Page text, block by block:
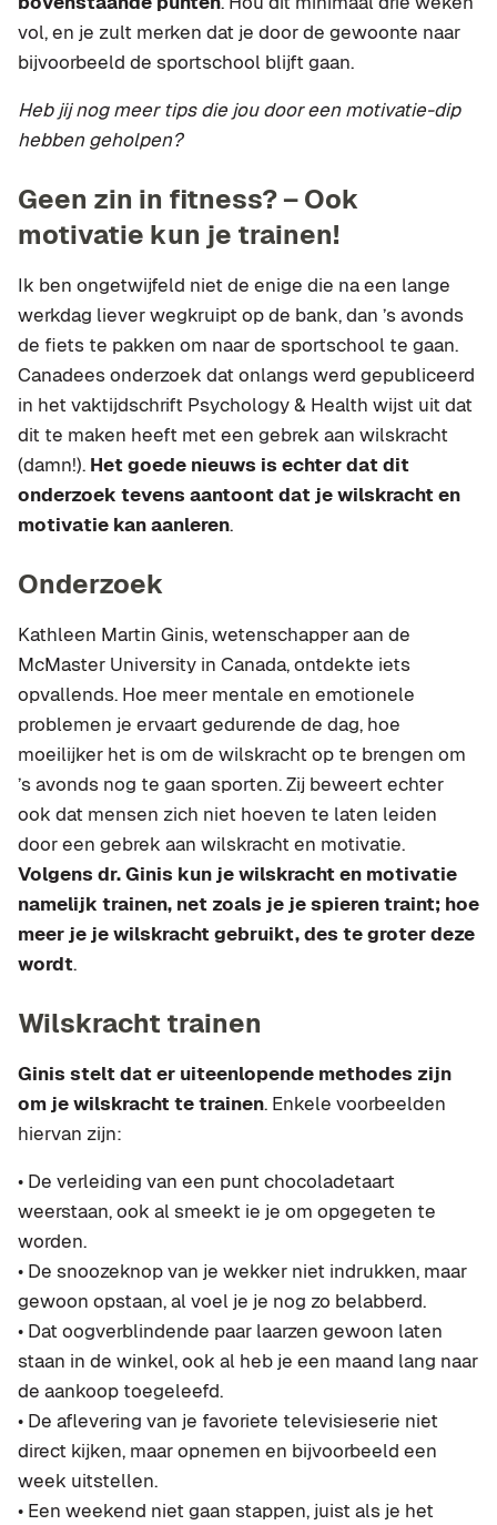
vol, en je zult merken dat je door de gewoonte naar
bijvoorbeeld de sportschool blijft gaan.
Heb jij nog meer tips die jou door een motivatie-dip
hebben geholpen?
Geen zin in fitness? – Ook
motivatie kun je trainen!
Ik ben ongetwijfeld niet de enige die na een lange
werkdag liever wegkruipt op de bank, dan ’s avonds
de fiets te pakken om naar de sportschool te gaan.
Canadees onderzoek dat onlangs werd gepubliceerd
in het vaktijdschrift Psychology & Health wijst uit dat
dit te maken heeft met een gebrek aan wilskracht
(damn!). Het goede nieuws is echter dat dit
onderzoek tevens aantoont dat je wilskracht en
motivatie kan aanleren.
Onderzoek
Kathleen Martin Ginis, wetenschapper aan de
McMaster University in Canada, ontdekte iets
opvallends. Hoe meer mentale en emotionele
problemen je ervaart gedurende de dag, hoe
moeilijker het is om de wilskracht op te brengen om
’s avonds nog te gaan sporten. Zij beweert echter
ook dat mensen zich niet hoeven te laten leiden
door een gebrek aan wilskracht en motivatie.
Volgens dr. Ginis kun je wilskracht en motivatie
namelijk trainen, net zoals je je spieren traint; hoe
meer je je wilskracht gebruikt, des te groter deze
wordt.
Wilskracht trainen
Ginis stelt dat er uiteenlopende methodes zijn
om je wilskracht te trainen. Enkele voorbeelden
hiervan zijn:
• De verleiding van een punt chocoladetaart
weerstaan, ook al smeekt ie je om opgegeten te
worden.
• De snoozeknop van je wekker niet indrukken, maar
gewoon opstaan, al voel je je nog zo belabberd.
• Dat oogverblindende paar laarzen gewoon laten
staan in de winkel, ook al heb je een maand lang naar
de aankoop toegeleefd.
• De aflevering van je favoriete televisieserie niet
direct kijken, maar opnemen en bijvoorbeeld een
week uitstellen.
• Een weekend niet gaan stappen, juist als je het